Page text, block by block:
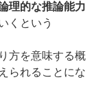
理的な推論能力
くという
方を意味する概
られることにな